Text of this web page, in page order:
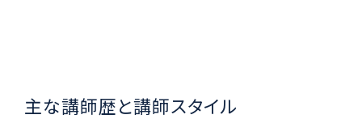
主な講師歴と講師スタイル